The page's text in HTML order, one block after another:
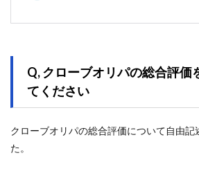
Q, クローブオリパの総合評価
てください
クローブオリパの総合評価について自由記
た。